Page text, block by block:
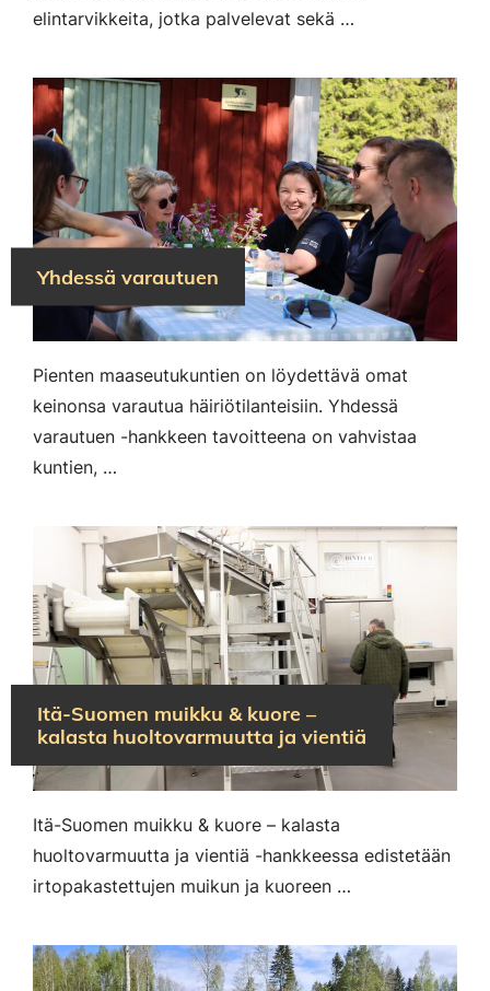
elintarvikkeita, jotka palvelevat sekä …
Yhdessä varautuen
Pienten maaseutukuntien on löydettävä omat
keinonsa varautua häiriötilanteisiin. Yhdessä
varautuen -hankkeen tavoitteena on vahvistaa
kuntien, …
Itä-Suomen muikku & kuore –
kalasta huoltovarmuutta ja vientiä
Itä-Suomen muikku & kuore – kalasta
huoltovarmuutta ja vientiä -hankkeessa edistetään
irtopakastettujen muikun ja kuoreen …